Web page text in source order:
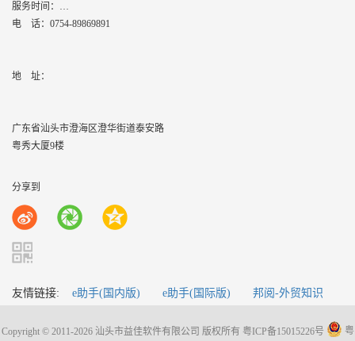
电 话： 0754-89869891
地    址：
广东省汕头市澄海区澄华街道泰安路
粤秀大厦9楼
分享到
友情链接: e助手(国内版) e助手(国际版) 邦阅-外贸知识
Copyright © 2011-2026 汕头市益佳软件有限公司 版权所有 粤ICP备15015226号 粤